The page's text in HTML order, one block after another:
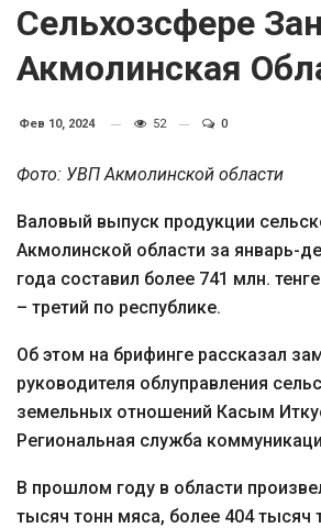
Сельхозсфере
Акмолинская
Фев 10, 2024 52 0
Фото: УВП Акмолинской области
Валовый выпуск продукции
Акмолинской области за январь-
года составил более 741 млн.
– третий по республике.
Об этом на брифинге рассказал
руководителя облуправления
земельных отношений Касым
Региональная служба
В прошлом году в области
тысяч тонн мяса, более 404 тысяч